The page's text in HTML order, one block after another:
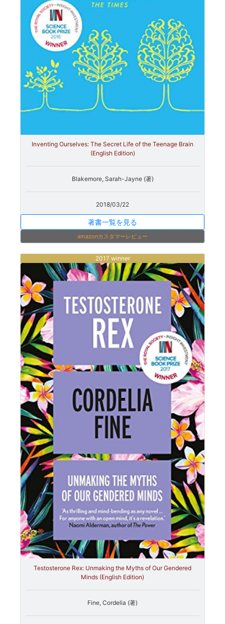
Inventing Ourselves: The Secret Life of the Teenage Brain
(English Edition)
Blakemore, Sarah-Jayne (著)
2018/03/22
著書一覧を見る
amazonカスタマーレビュー
2017 winner
Testosterone Rex: Unmaking the Myths of Our Gendered
Minds (English Edition)
Fine, Cordelia (著)